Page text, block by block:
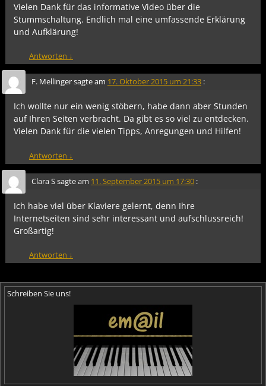
Vielen Dank für das informative Video über die
Stummschaltung. Endlich mal eine umfassende Erklärung
und Aufklärung!
Antworten ↓
F. Mellingersagte am 17. Oktober 2015 um 21:33 :
Ich wollte nur ein wenig stöbern, habe dann aber Stunden
auf Ihren Seiten verbracht. Da gibt es so viel zu entdecken.
Vielen Dank für die vielen Tipps, Anregungen und Hilfen!
Antworten ↓
Clara Ssagte am 11. September 2015 um 17:30 :
Ich habe viel über Klaviere gelernt, denn Ihre
Internetseiten sind sehr interessant und aufschlussreich!
Großartig!
Antworten ↓
Schreiben Sie uns!